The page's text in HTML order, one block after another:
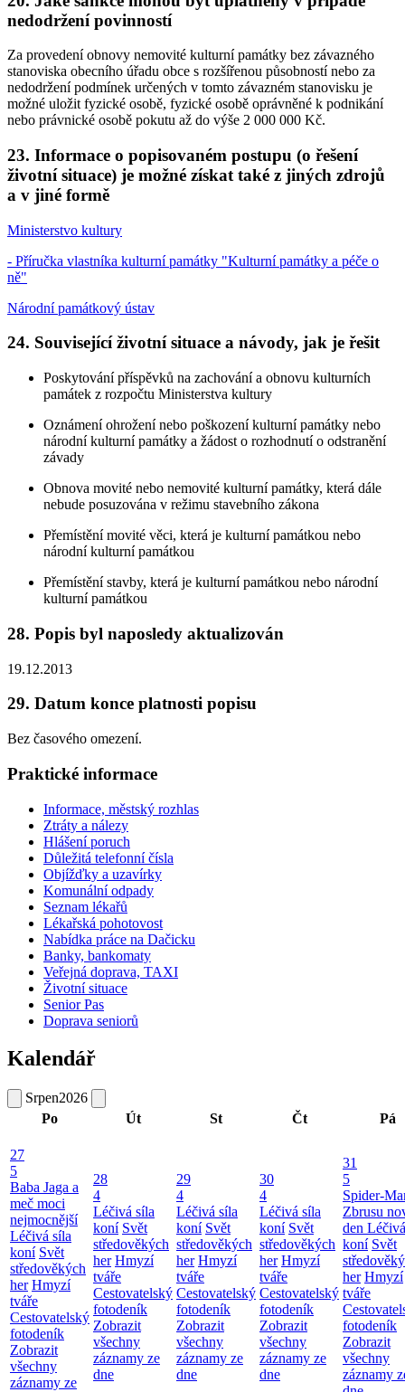
nedodržení povinností
Za provedení obnovy nemovité kulturní památky bez závazného
stanoviska obecního úřadu obce s rozšířenou působností nebo za
nedodržení podmínek určených v tomto závazném stanovisku je
možné uložit fyzické osobě, fyzické osobě oprávněné k podnikání
nebo právnické osobě pokutu až do výše 2 000 000 Kč.
23. Informace o popisovaném postupu (o řešení
životní situace) je možné získat také z jiných zdrojů
a v jiné formě
Ministerstvo kultury
- Příručka vlastníka kulturní památky "Kulturní památky a péče o
ně"
Národní památkový ústav
24. Související životní situace a návody, jak je řešit
Poskytování příspěvků na zachování a obnovu kulturních
památek z rozpočtu Ministerstva kultury
Oznámení ohrožení nebo poškození kulturní památky nebo
národní kulturní památky a žádost o rozhodnutí o odstranění
závady
Obnova movité nebo nemovité kulturní památky, která dále
nebude posuzována v režimu stavebního zákona
Přemístění movité věci, která je kulturní památkou nebo
národní kulturní památkou
Přemístění stavby, která je kulturní památkou nebo národní
kulturní památkou
28. Popis byl naposledy aktualizován
19.12.2013
29. Datum konce platnosti popisu
Bez časového omezení.
Praktické informace
Informace, městský rozhlas
Ztráty a nálezy
Hlášení poruch
Důležitá telefonní čísla
Objížďky a uzavírky
Komunální odpady
Seznam lékařů
Lékařská pohotovost
Nabídka práce na Dačicku
Banky, bankomaty
Veřejná doprava, TAXI
Životní situace
Senior Pas
Doprava seniorů
Kalendář
Srpen2026
Po
Út St Čt Pá
27
5
Baba Jaga a
meč moci
nejmocnější
Léčivá síla
koní Svět
středověkých
her Hmyzí
tváře
Cestovatelský
fotodeník
Zobrazit
všechny
záznamy ze
28
4
Léčivá síla
koní Svět
středověkých
her Hmyzí
tváře
Cestovatelský
fotodeník
Zobrazit
všechny
záznamy ze
dne
29
4
Léčivá síla
koní Svět
středověkých
her Hmyzí
tváře
Cestovatelský
fotodeník
Zobrazit
všechny
záznamy ze
dne
30
4
Léčivá síla
koní Svět
středověkých
her Hmyzí
tváře
Cestovatelský
fotodeník
Zobrazit
všechny
záznamy ze
dne
31
5
Spider-
Zbrusu
den
koní Svět
her Hmyzí
tváře
fotodeník
Zobrazit
všechny
záznamy